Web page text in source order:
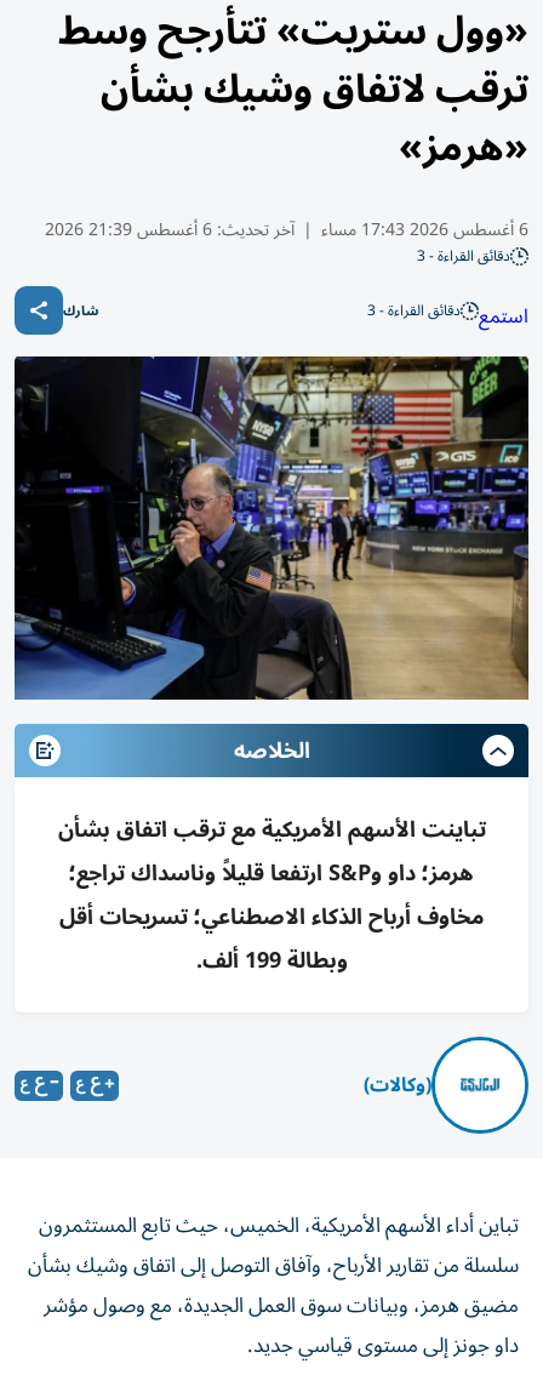
«وول ستريت» تتأرجح وسط
ترقب لاتفاق وشيك بشأن
«هرمز»
6 أغسطس 2026 17:43 مساء | آخر تحديث:6 أغسطس 21:39 2026
دقائق القراءة - 3
استمع دقائق القراءة - 3 شارك
الخلاصه
تباينت الأسهم الأمريكية مع ترقب اتفاق بشأن
هرمز؛ داو وS&P ارتفعا قليلاً وناسداك تراجع؛
مخاوف أرباح الذكاء الاصطناعي؛ تسريحات أقل
وبطالة 199 ألف.
(وكالات)
تباين أداء الأسهم الأمريكية، الخميس، حيث تابع المستثمرون
سلسلة من تقارير الأرباح، وآفاق التوصل إلى اتفاق وشيك بشأن
مضيق هرمز، وبيانات سوق العمل الجديدة، مع وصول مؤشر
داو جونز إلى مستوى قياسي جديد.